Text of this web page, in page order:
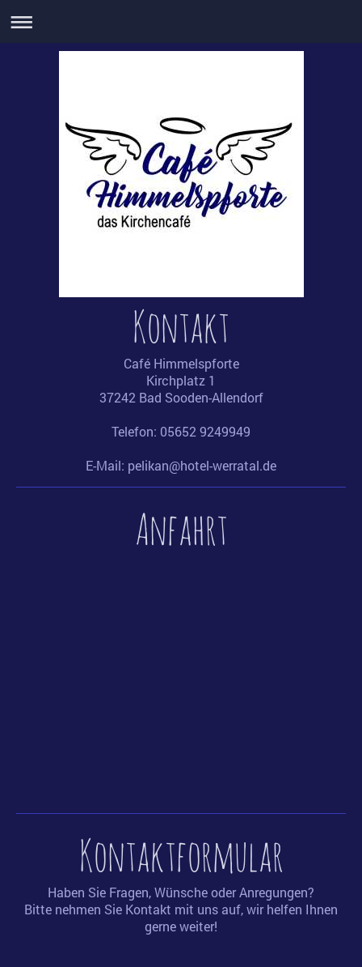
Kontakt
Café Himmelspforte
Kirchplatz 1
37242 Bad Sooden-Allendorf
Telefon: 05652 9249949
E-Mail: pelikan@hotel-werratal.de
Anfahrt
Kontaktformular
Haben Sie Fragen, Wünsche oder Anregungen?
Bitte nehmen Sie Kontakt mit uns auf, wir helfen Ihnen
gerne weiter!